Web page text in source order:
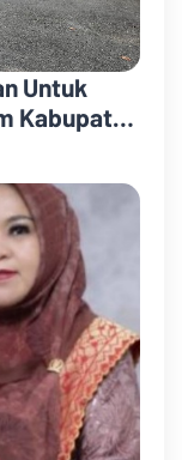
Untuk
Kabupaten